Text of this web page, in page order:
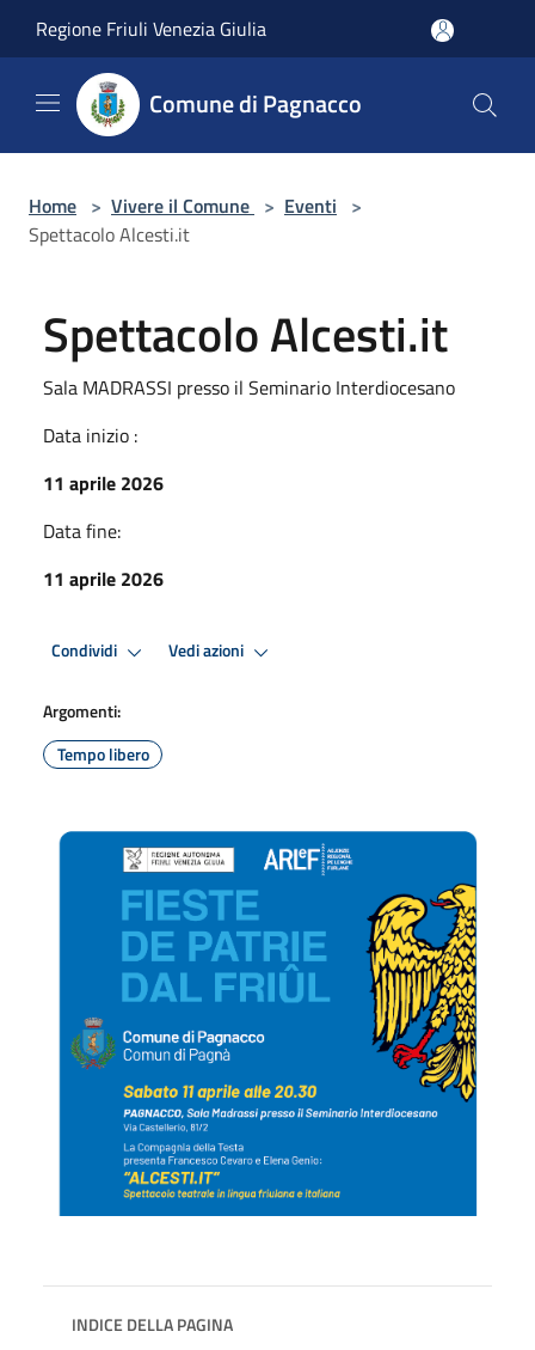
Regione Friuli Venezia Giulia
Comune di Pagnacco
Home > Vivere il Comune > Eventi >
Spettacolo Alcesti.it
Spettacolo Alcesti.it
Sala MADRASSI presso il Seminario Interdiocesano
Data inizio :
11 aprile 2026
Data fine:
11 aprile 2026
Condividi Vedi azioni
Argomenti:
Tempo libero
INDICE DELLA PAGINA